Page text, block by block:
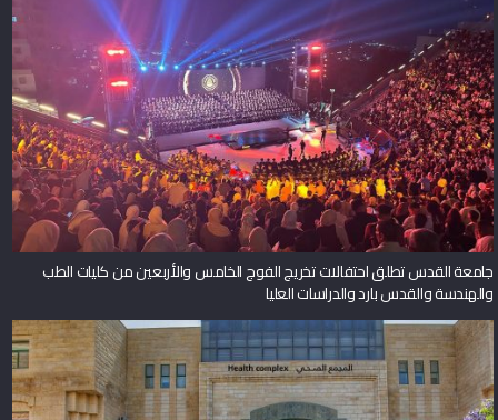
جامعة القدس تطلق احتفالات تخريج الفوج الخامس والأربعين من كليات الطب
والهندسة والقدس بارد والدراسات العليا